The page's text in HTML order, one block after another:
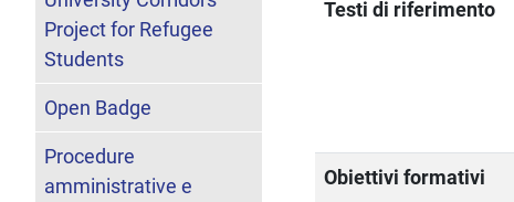
Testi di riferimento
Obiettivi formativi
Project for Refugee
Students
Open Badge
Procedure
amministrative e